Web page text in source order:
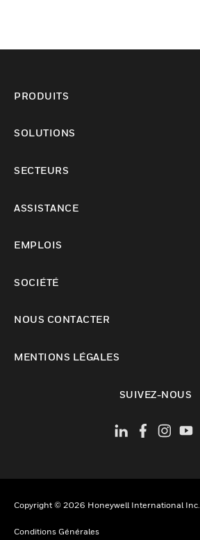
PRODUITS
SOLUTIONS
SECTEURS
ASSISTANCE
EMPLOIS
SOCIÉTÉ
NOUS CONTACTER
MENTIONS LÉGALES
SUIVEZ-NOUS
Copyright © 2026 Honeywell International Inc.
Conditions Générales